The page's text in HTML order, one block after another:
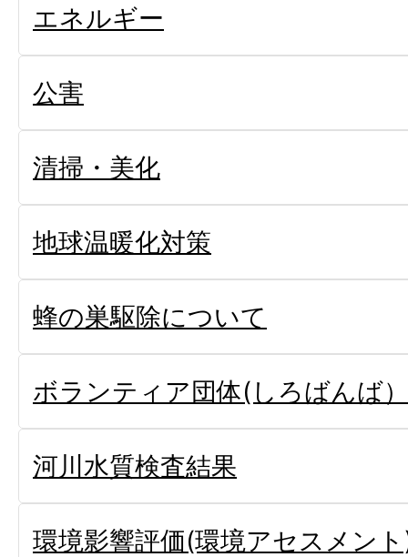
エネルギー
公害
清掃・美化
地球温暖化対策
蜂の巣駆除について
ボランティア団体(しろばんば
河川水質検査結果
環境影響評価(環境アセスメン